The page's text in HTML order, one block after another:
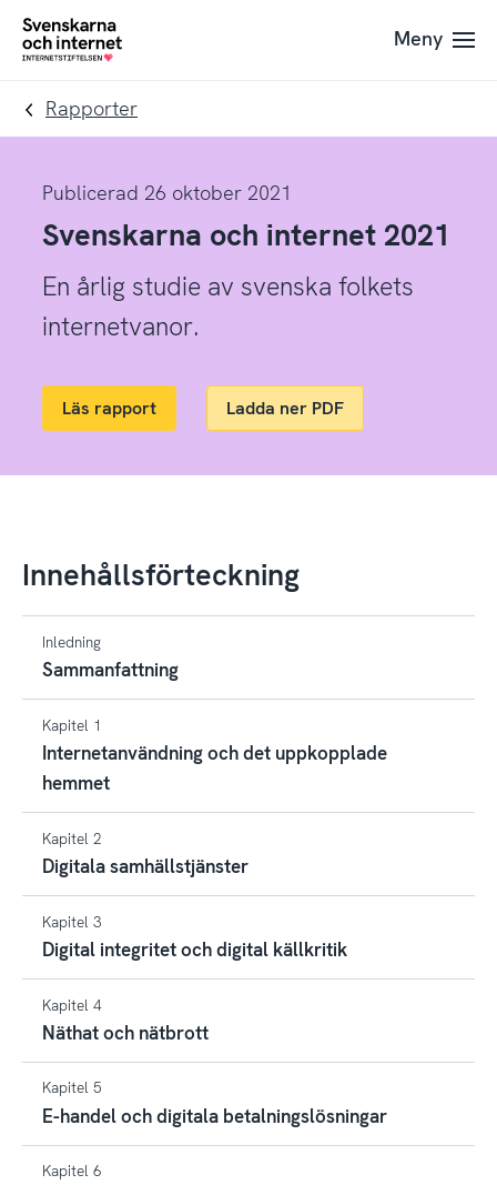
Till
navigation
Till
innehåll
To
Meny
Rapporter
Publicerad 26 oktober 2021
Svenskarna och internet 2021
En årlig studie av svenska folkets
internetvanor.
Läs rapport Ladda ner PDF
Innehållsförteckning
Inledning
Sammanfattning
Kapitel 1
Internetanvändning och det uppkopplade
hemmet
Kapitel 2
Digitala samhällstjänster
Kapitel 3
Digital integritet och digital källkritik
Kapitel 4
Näthat och nätbrott
Kapitel 5
E-handel och digitala betalningslösningar
Kapitel 6